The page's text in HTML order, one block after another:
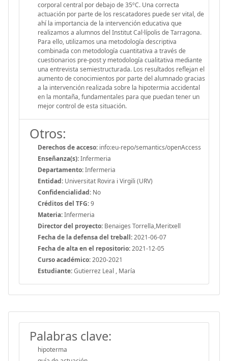
corporal central por debajo de 35ºC. Una correcta
actuación por parte de los rescatadores puede ser vital, de
ahí la importancia de la intervención educativa que
realizamos a alumnos del Institut Cal·lípolis de Tarragona.
Para ello, utilizamos una metodología descriptiva
combinada con metodología cuantitativa a través de
cuestionarios pre-post y metodología cualitativa mediante
una entrevista semiestructurada. Los resultados reflejan el
aumento de conocimientos por parte del alumnado gracias
a la intervención realizada sobre la hipotermia accidental
en la montaña, fundamentales para que puedan tener un
mejor control de esta situación.
Otros:
Derechos de acceso: info:eu-repo/semantics/openAccess
Enseñanza(s):Infermeria
Departamento:Infermeria
Entidad: Universitat Rovira i Virgili (URV)
Confidencialidad: No
Créditos del TFG:9
Materia:Infermeria
Director del proyecto: Benaiges Torrella,Meritxell
Fecha de la defensa del treball:2021-06-07
Fecha de alta en el repositorio:2021-12-05
Curso académico:2020-2021
Estudiante:Gutierrez Leal , María
Palabras clave:
hipoterma